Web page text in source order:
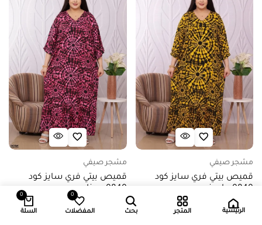
مشجر صيفي
قميص بيتي فري سايز كود
0840 – اصفر
5.000 د.ك د.ك
مشجر صيفي
قميص بيتي فري سايز كود
0840 – عنابي
5.000
3.950
الرئيسية المتجر بحث
0
المفضلات
0
السلة